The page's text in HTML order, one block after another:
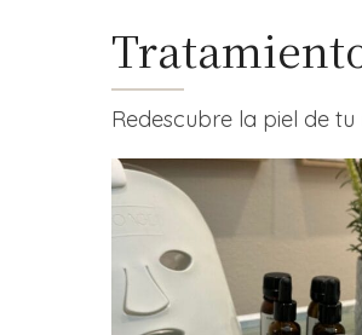
Redescubre la piel de